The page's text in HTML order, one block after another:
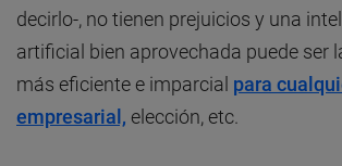
decirlo-, no tienen prejuicios y una
artificial bien aprovechada puede ser
más eficiente e imparcial para
empresarial, elección, etc.